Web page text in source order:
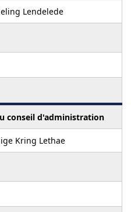
Lendelede
conseil d'administration
Kring Lethae